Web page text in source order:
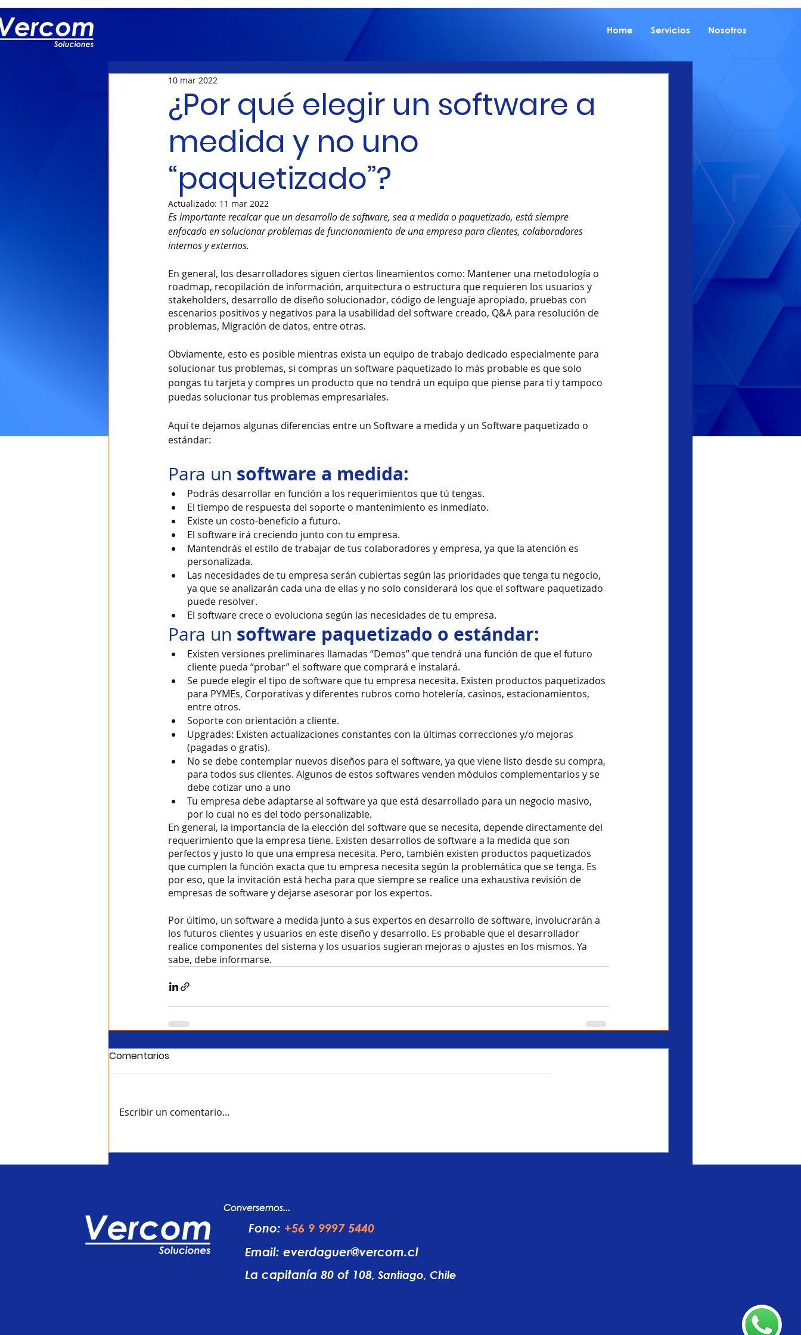
Home Servicios Nosotros
¿Por qué elegir un software a
medida y no uno
“paquetizado”?
10 mar 2022
Actualizado: 11 mar 2022
Es importante recalcar que un desarrollo de software, sea a medida o paquetizado, está siempre
enfocado en solucionar problemas de funcionamiento de una empresa para clientes, colaboradores
internos y externos.
En general, los desarrolladores siguen ciertos lineamientos como: Mantener una metodología o
roadmap, recopilación de información, arquitectura o estructura que requieren los usuarios y
stakeholders, desarrollo de diseño solucionador, código de lenguaje apropiado, pruebas con
escenarios positivos y negativos para la usabilidad del software creado, Q&A para resolución de
problemas, Migración de datos, entre otras.
Obviamente, esto es posible mientras exista un equipo de trabajo dedicado especialmente para
solucionar tus problemas, si compras un software paquetizado lo más probable es que solo
pongas tu tarjeta y compres un producto que no tendrá un equipo que piense para ti y tampoco
puedas solucionar tus problemas empresariales.
Aquí te dejamos algunas diferencias entre un Software a medida y un Software paquetizado o
estándar:
Para un software a medida:
Podrás desarrollar en función a los requerimientos que tú tengas.
El tiempo de respuesta del soporte o mantenimiento es inmediato.
Existe un costo-beneficio a futuro.
El software irá creciendo junto con tu empresa.
Mantendrás el estilo de trabajar de tus colaboradores y empresa, ya que la atención es
personalizada.
Las necesidades de tu empresa serán cubiertas según las prioridades que tenga tu negocio,
ya que se analizarán cada una de ellas y no solo considerará los que el software paquetizado
puede resolver.
El software crece o evoluciona según las necesidades de tu empresa.
Para un software paquetizado o estándar:
Existen versiones preliminares llamadas “Demos” que tendrá una función de que el futuro
cliente pueda “probar” el software que comprará e instalará.
Se puede elegir el tipo de software que tu empresa necesita. Existen productos paquetizados
para PYMEs, Corporativas y diferentes rubros como hotelería, casinos, estacionamientos,
entre otros.
Soporte con orientación a cliente.
Upgrades: Existen actualizaciones constantes con la últimas correcciones y/o mejoras
(pagadas o gratis).
No se debe contemplar nuevos diseños para el software, ya que viene listo desde su compra,
para todos sus clientes. Algunos de estos softwares venden módulos complementarios y se
debe cotizar uno a uno
Tu empresa debe adaptarse al software ya que está desarrollado para un negocio masivo,
por lo cual no es del todo personalizable.
En general, la importancia de la elección del software que se necesita, depende directamente del
requerimiento que la empresa tiene. Existen desarrollos de software a la medida que son
perfectos y justo lo que una empresa necesita. Pero, también existen productos paquetizados
que cumplen la función exacta que tu empresa necesita según la problemática que se tenga. Es
por eso, que la invitación está hecha para que siempre se realice una exhaustiva revisión de
empresas de software y dejarse asesorar por los expertos.
Por último, un software a medida junto a sus expertos en desarrollo de software, involucrarán a
los futuros clientes y usuarios en este diseño y desarrollo. Es probable que el desarrollador
realice componentes del sistema y los usuarios sugieran mejoras o ajustes en los mismos. Ya
sabe, debe informarse.
Comentarios
Escribir un comentario...
Conversemos...
Fono: +56 9 9997 5440
Email: everdaguer@vercom.cl
La capitanía 80 of 108, Santiago, Chile